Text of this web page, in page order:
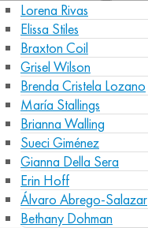
Lorena Rivas
Elissa Stiles
Braxton Coil
Grisel Wilson
Brenda Cristela Lozano
María Stallings
Brianna Walling
Sueci Giménez
Gianna Della Sera
Erin Hoff
Álvaro Abrego-Salazar
Bethany Dohman